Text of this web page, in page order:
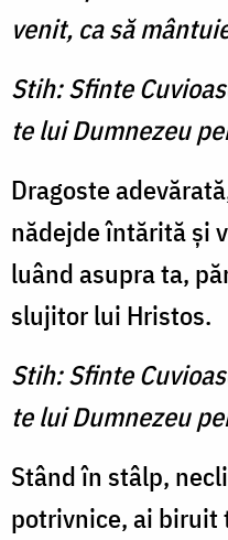
venit, ca să
Stih: Sfinte
te lui Dumnezeu
Dragoste
nădejde întărită şi
luând asupra ta,
slujitor lui Hristos.
Stih: Sfinte
te lui Dumnezeu
Stând în stâlp,
potrivnice, ai biruit